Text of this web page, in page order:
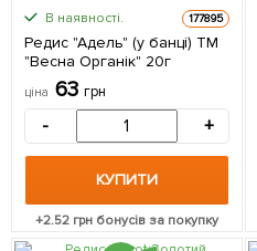
В наявності. 177895
Редис "Адель" (у банці) ТМ
"Весна Органік" 20г
ціна 63 грн
- +
КУПИТИ
+2.52 грн бонусів за покупку